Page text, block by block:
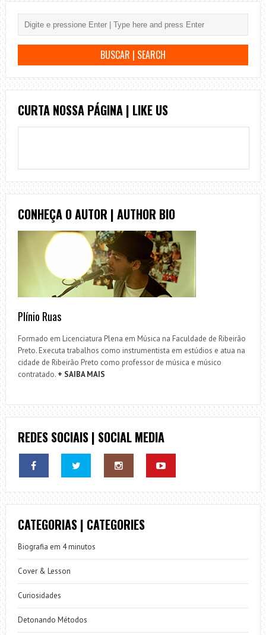
CURTA NOSSA PÁGINA | LIKE US
CONHEÇA O AUTOR | AUTHOR BIO
Plínio Ruas
Formado em Licenciatura Plena em Música na Faculdade de Ribeirão
Preto. Executa trabalhos como instrumentista em estúdios e atua na
cidade de Ribeirão Preto como professor de música e músico
contratado. + SAIBA MAIS
REDES SOCIAIS | SOCIAL MEDIA
CATEGORIAS | CATEGORIES
Biografia em 4 minutos
Cover & Lesson
Curiosidades
Detonando Métodos